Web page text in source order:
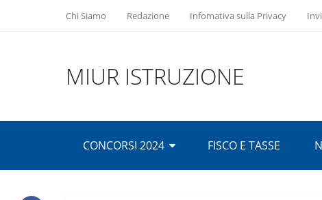
Chi Siamo Redazione Infomativa sulla Privacy
MIUR ISTRUZIONE
CONCORSI 2024 FISCO E TASSE